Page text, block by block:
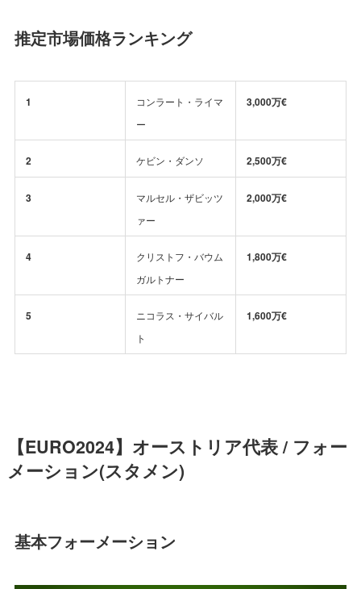
推定市場価格ランキング
1
コンラート・ライマ
ー
3,000万€
2 ケビン・ダンソ 2,500万€
3
マルセル・ザビッツ
ァー
2,000万€
4
クリストフ・バウム
ガルトナー
1,800万€
5
ニコラス・サイバル
ト
1,600万€
【EURO2024】オーストリア代表 / フォー
メーション(スタメン)
基本フォーメーション